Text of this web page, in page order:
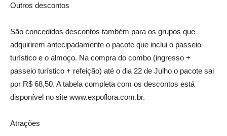
Outros descontos
São concedidos descontos também para os grupos que
adquirirem antecipadamente o pacote que inclui o passeio
turístico e o almoço. Na compra do combo (ingresso +
passeio turístico + refeição) até o dia 22 de Julho o pacote sai
por R$ 68,50. A tabela completa com os descontos está
disponível no site www.expoflora.com.br.
Atrações